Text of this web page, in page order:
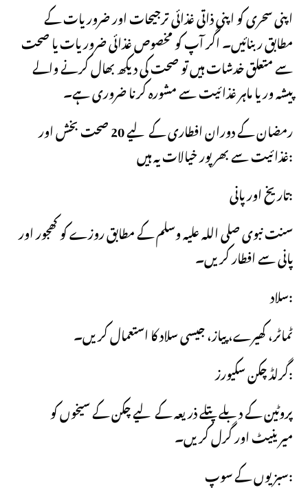
اپنی سحری کو اپنی ذاتی غذائی ترجیحات اور ضروریات کے
مطابق ربنائیں۔ اگر آپ کو مخصوص غذائی ضروریات یا صحت
سے متعلق خدشات ہیں تو صحت کی دیکھ بھال کرنے والے
پیشہ ور یا ماہر غذائیت سے مشورہ کرنا ضروری ہے۔
رمضان کے دوران افطاری کے لیے 20 صحت بخش اور
غذائیت سے بھرپور خیالات یہ ہیں:
تاریخ اور پانی:
سنت نبوی صلی اللہ علیہ وسلم کے مطابق روزے کو کھجور اور
پانی سے افطار کریں۔
سلاد:
ٹماٹر، کھیرے، پیاز، جیسی سلاد کا استعمال کریں۔
گرلڈ چکن سکیورز:
پروٹین کے دبلے پتلے ذریعہ کے لیے چکن کے سیخوں کو
میرینیٹ اور گرل کریں۔
سبزیوں کے سوپ: